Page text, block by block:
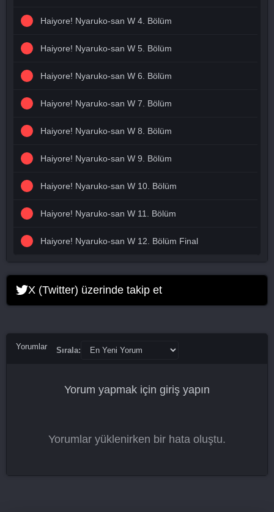
Haiyore! Nyaruko-san W 4. Bölüm
Haiyore! Nyaruko-san W 5. Bölüm
Haiyore! Nyaruko-san W 6. Bölüm
Haiyore! Nyaruko-san W 7. Bölüm
Haiyore! Nyaruko-san W 8. Bölüm
Haiyore! Nyaruko-san W 9. Bölüm
Haiyore! Nyaruko-san W 10. Bölüm
Haiyore! Nyaruko-san W 11. Bölüm
Haiyore! Nyaruko-san W 12. Bölüm Final
X (Twitter) üzerinde takip et
Yorumlar Sırala:
Yorum yapmak için giriş yapın
Yorumlar yüklenirken bir hata oluştu.